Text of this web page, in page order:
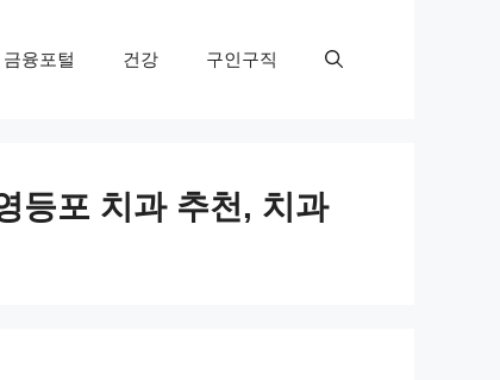
금융포털 건강 구인구직
등포 치과 추천, 치과